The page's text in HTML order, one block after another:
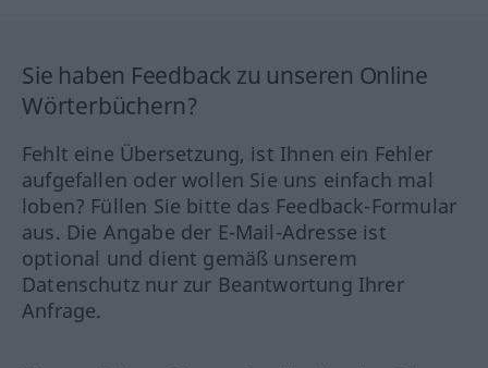
Sie haben Feedback zu unseren Online
Wörterbüchern?
Fehlt eine Übersetzung, ist Ihnen ein Fehler
aufgefallen oder wollen Sie uns einfach mal
loben? Füllen Sie bitte das Feedback-Formular
aus. Die Angabe der E-Mail-Adresse ist
optional und dient gemäß unserem
Datenschutz nur zur Beantwortung Ihrer
Anfrage.